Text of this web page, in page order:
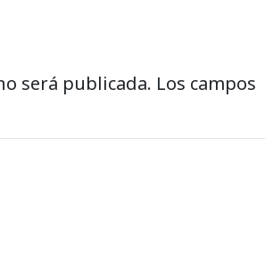
será publicada. Los campos